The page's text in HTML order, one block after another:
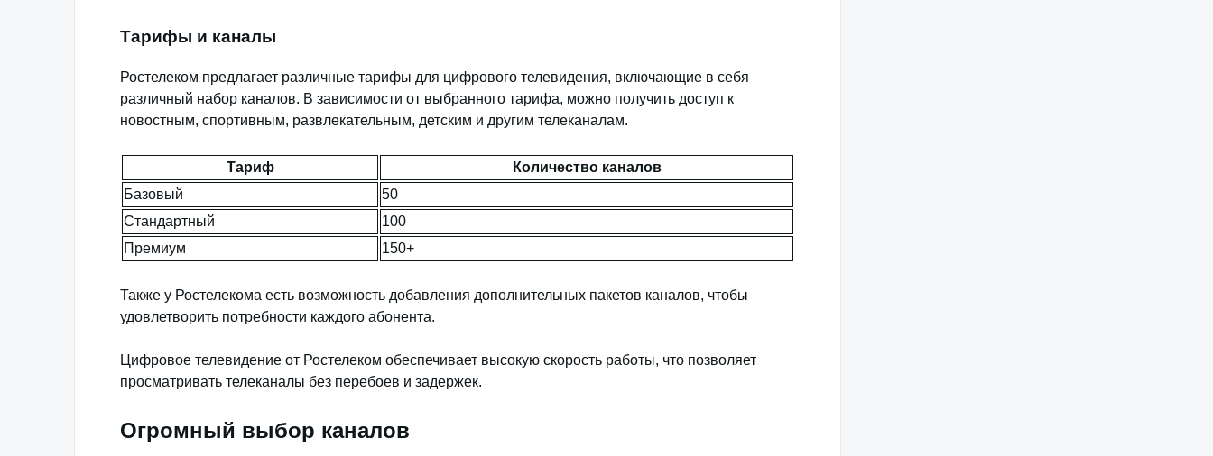
Тарифы и каналы
Ростелеком предлагает различные тарифы для цифрового телевидения, включающие в себя
различный набор каналов. В зависимости от выбранного тарифа, можно получить доступ к
новостным, спортивным, развлекательным, детским и другим телеканалам.
Тариф
Количество каналов
Базовый
50
Стандартный
100
Премиум
150+
Также у Ростелекома есть возможность добавления дополнительных пакетов каналов, чтобы
удовлетворить потребности каждого абонента.
Цифровое телевидение от Ростелеком обеспечивает высокую скорость работы, что позволяет
просматривать телеканалы без перебоев и задержек.
Огромный выбор каналов